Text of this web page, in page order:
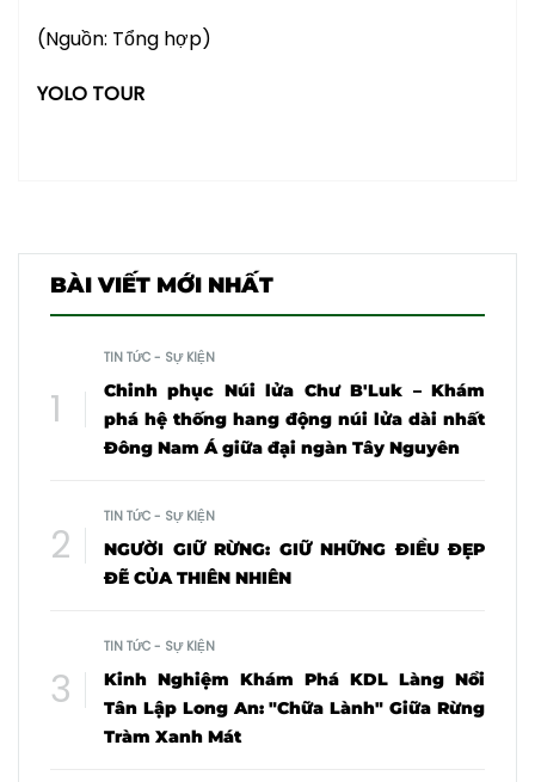
(Nguồn: Tổng hợp)
YOLO TOUR
BÀI VIẾT MỚI NHẤT
TIN TỨC - SỰ KIỆN
Chinh phục Núi lửa Chư B'Luk – Khám
phá hệ thống hang động núi lửa dài nhất
Đông Nam Á giữa đại ngàn Tây Nguyên
TIN TỨC - SỰ KIỆN
NGƯỜI GIỮ RỪNG: GIỮ NHỮNG ĐIỀU ĐẸP
ĐẼ CỦA THIÊN NHIÊN
TIN TỨC - SỰ KIỆN
Kinh Nghiệm Khám Phá KDL Làng Nổi
Tân Lập Long An: "Chữa Lành" Giữa Rừng
Tràm Xanh Mát